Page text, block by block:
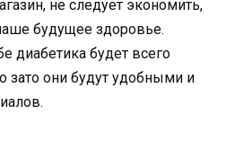
не следует экономить,
будущее здоровье.
диабетика будет всего
зато они будут удобными и